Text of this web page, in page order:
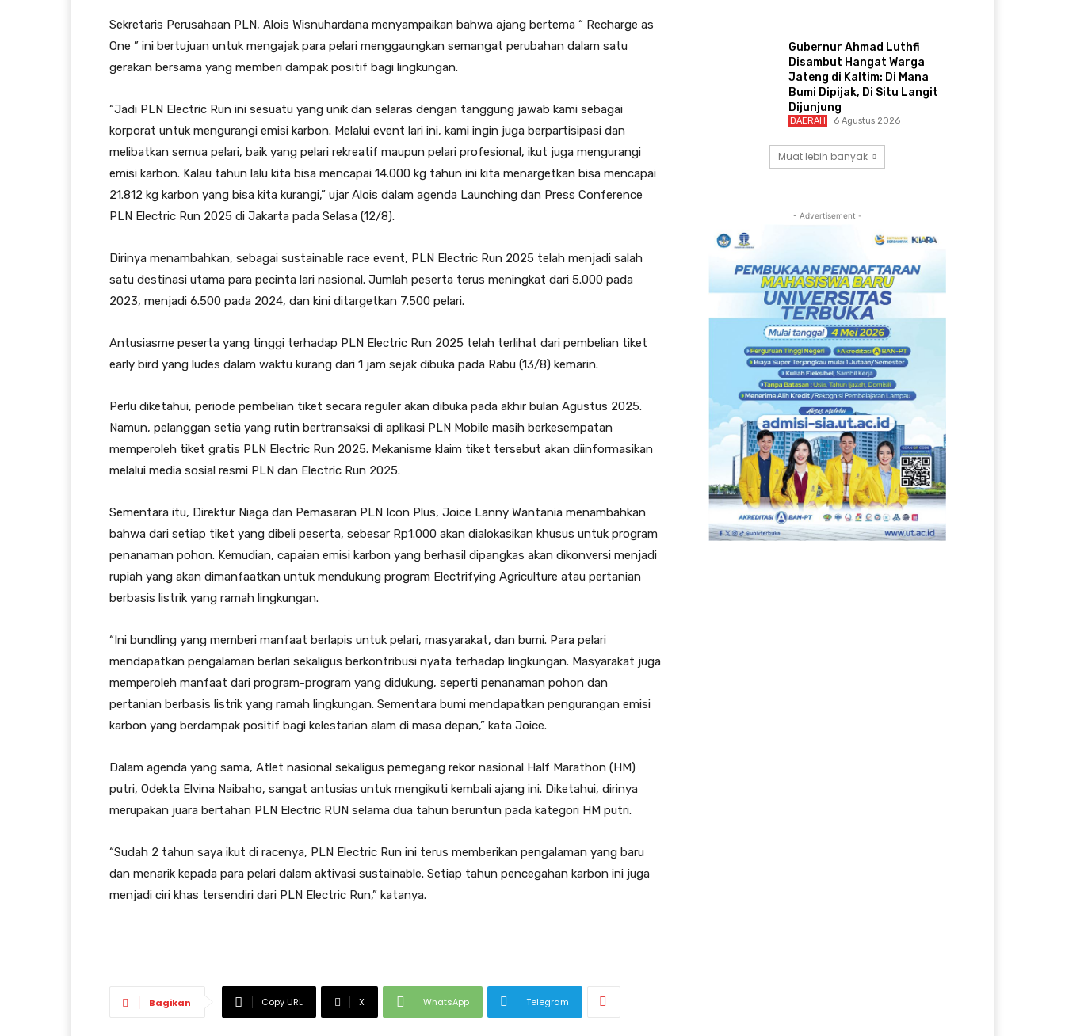
Sekretaris Perusahaan PLN, Alois Wisnuhardana menyampaikan bahwa ajang bertema “ Recharge as
One ” ini bertujuan untuk mengajak para pelari menggaungkan semangat perubahan dalam satu
gerakan bersama yang memberi dampak positif bagi lingkungan.
“Jadi PLN Electric Run ini sesuatu yang unik dan selaras dengan tanggung jawab kami sebagai
korporat untuk mengurangi emisi karbon. Melalui event lari ini, kami ingin juga berpartisipasi dan
melibatkan semua pelari, baik yang pelari rekreatif maupun pelari profesional, ikut juga mengurangi
emisi karbon. Kalau tahun lalu kita bisa mencapai 14.000 kg tahun ini kita menargetkan bisa mencapai
21.812 kg karbon yang bisa kita kurangi,” ujar Alois dalam agenda Launching dan Press Conference
PLN Electric Run 2025 di Jakarta pada Selasa (12/8).
Dirinya menambahkan, sebagai sustainable race event, PLN Electric Run 2025 telah menjadi salah
satu destinasi utama para pecinta lari nasional. Jumlah peserta terus meningkat dari 5.000 pada
2023, menjadi 6.500 pada 2024, dan kini ditargetkan 7.500 pelari.
Antusiasme peserta yang tinggi terhadap PLN Electric Run 2025 telah terlihat dari pembelian tiket
early bird yang ludes dalam waktu kurang dari 1 jam sejak dibuka pada Rabu (13/8) kemarin.
Perlu diketahui, periode pembelian tiket secara reguler akan dibuka pada akhir bulan Agustus 2025.
Namun, pelanggan setia yang rutin bertransaksi di aplikasi PLN Mobile masih berkesempatan
memperoleh tiket gratis PLN Electric Run 2025. Mekanisme klaim tiket tersebut akan diinformasikan
melalui media sosial resmi PLN dan Electric Run 2025.
Sementara itu, Direktur Niaga dan Pemasaran PLN Icon Plus, Joice Lanny Wantania menambahkan
bahwa dari setiap tiket yang dibeli peserta, sebesar Rp1.000 akan dialokasikan khusus untuk program
penanaman pohon. Kemudian, capaian emisi karbon yang berhasil dipangkas akan dikonversi menjadi
rupiah yang akan dimanfaatkan untuk mendukung program Electrifying Agriculture atau pertanian
berbasis listrik yang ramah lingkungan.
“Ini bundling yang memberi manfaat berlapis untuk pelari, masyarakat, dan bumi. Para pelari
mendapatkan pengalaman berlari sekaligus berkontribusi nyata terhadap lingkungan. Masyarakat juga
memperoleh manfaat dari program-program yang didukung, seperti penanaman pohon dan
pertanian berbasis listrik yang ramah lingkungan. Sementara bumi mendapatkan pengurangan emisi
karbon yang berdampak positif bagi kelestarian alam di masa depan,” kata Joice.
Dalam agenda yang sama, Atlet nasional sekaligus pemegang rekor nasional Half Marathon (HM)
putri, Odekta Elvina Naibaho, sangat antusias untuk mengikuti kembali ajang ini. Diketahui, dirinya
merupakan juara bertahan PLN Electric RUN selama dua tahun beruntun pada kategori HM putri.
“Sudah 2 tahun saya ikut di racenya, PLN Electric Run ini terus memberikan pengalaman yang baru
dan menarik kepada para pelari dalam aktivasi sustainable. Setiap tahun pencegahan karbon ini juga
menjadi ciri khas tersendiri dari PLN Electric Run,” katanya.
Bagikan Copy URL X WhatsApp Telegram
Gubernur Ahmad Luthfi
Disambut Hangat Warga
Jateng di Kaltim: Di Mana
Bumi Dipijak, Di Situ Langit
Dijunjung
DAERAH 6 Agustus 2026
Muat lebih banyak
- Advertisement -